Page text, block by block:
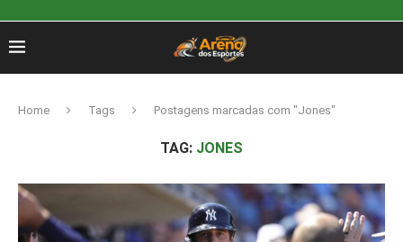
Home Tags Postagens marcadas com "Jones"
TAG: JONES